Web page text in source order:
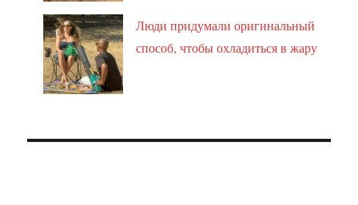
Люди придумали оригинальный
способ, чтобы охладиться в жару